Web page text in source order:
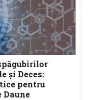
și Deces:
pentru